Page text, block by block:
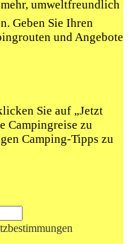
umweltfreundlich
Geben Sie Ihren
und Angebote
Sie auf „Jetzt
Campingreise zu
Camping-Tipps zu